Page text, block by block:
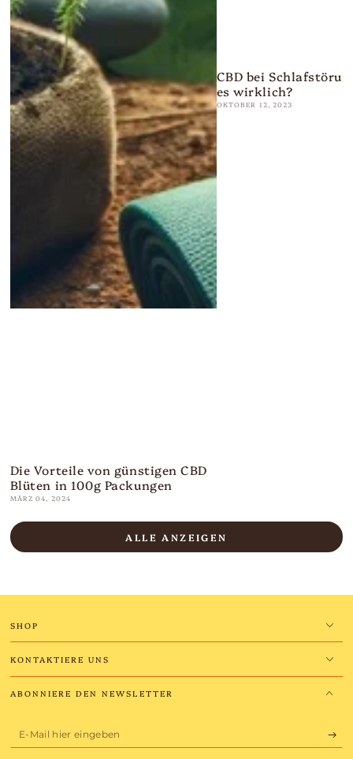
Die Vorteile von günstigen CBD
Blüten in 100g Packungen
MÄRZ 04, 2024
CBD bei
es wirklich?
OKTOBER 12, 2023
ALLE ANZEIGEN
SHOP
KONTAKTIERE UNS
ABONNIERE DEN NEWSLETTER
E-